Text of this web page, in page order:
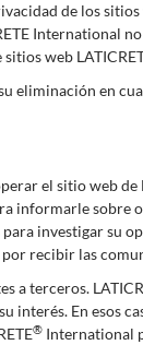
de los sitios
International
web
eliminación en
el sitio web de
sobre
investigar su
recibir las
a terceros.
interés. En
® International